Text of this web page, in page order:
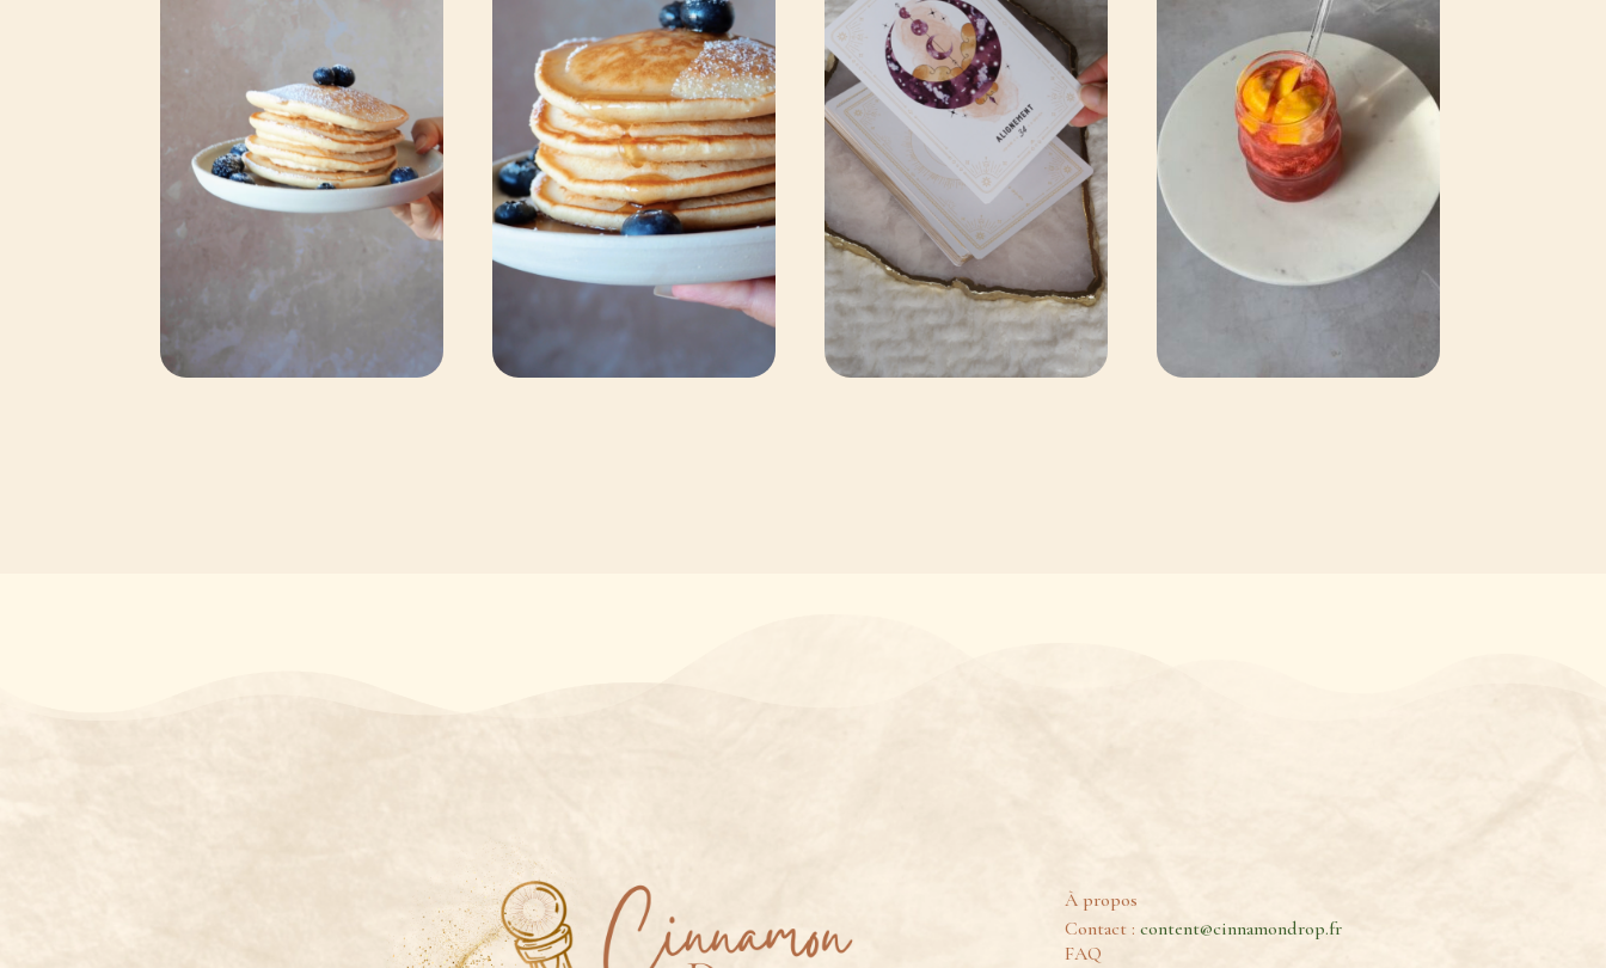
À propos
Contact : content@cinnamondrop.fr
FAQ